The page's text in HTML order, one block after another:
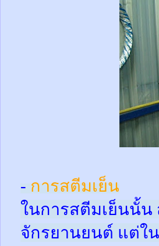
- การสตีมเย็น
ในการสตีมเย็นนั้
จักรยานยนต์ แต่ใ